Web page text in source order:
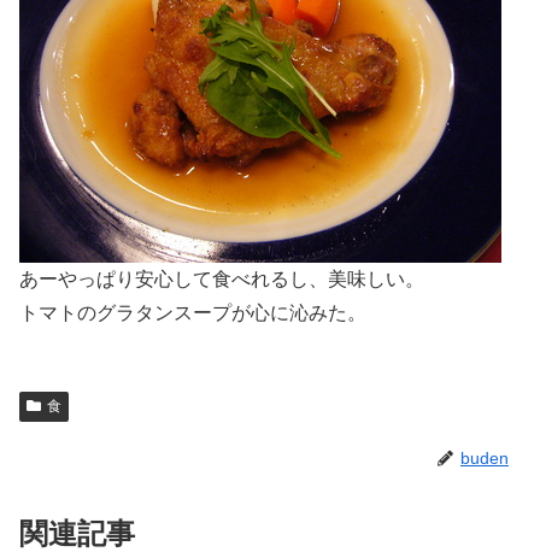
あーやっぱり安心して食べれるし、美味しい。
トマトのグラタンスープが心に沁みた。
食
buden
関連記事